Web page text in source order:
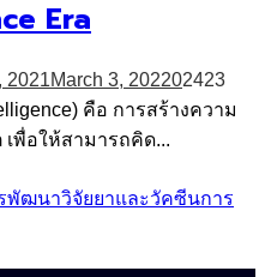
Era
2021March 3, 202202423
คือ การสร้างความ
พื่อให้สามารถคิด...
พัฒนาวิจัยยาและวัคซีนการ